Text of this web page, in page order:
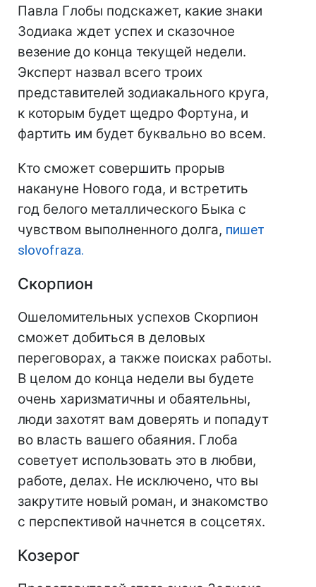
Павла Глобы подскажет, какие знаки
Зодиака ждет успех и сказочное
везение до конца текущей недели.
Эксперт назвал всего троих
представителей зодиакального круга,
к которым будет щедро Фортуна, и
фартить им будет буквально во всем.
Кто сможет совершить прорыв
накануне Нового года, и встретить
год белого металлического Быка с
чувством выполненного долга, пишет
slovofraza.
Скорпион
Ошеломительных успехов Скорпион
сможет добиться в деловых
переговорах, а также поисках работы.
В целом до конца недели вы будете
очень харизматичны и обаятельны,
люди захотят вам доверять и попадут
во власть вашего обаяния. Глоба
советует использовать это в любви,
работе, делах. Не исключено, что вы
закрутите новый роман, и знакомство
с перспективой начнется в соцсетях.
Козерог